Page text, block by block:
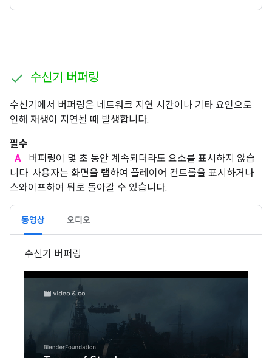
수신기 버퍼링
수신기에서 버퍼링은 네트워크 지연 시간이나 기타 요인으로
인해 재생이 지연될 때 발생합니다.
필수
A
버퍼링이 몇 초 동안 계속되더라도 요소를 표시하지 않습
니다. 사용자는 화면을 탭하여 플레이어 컨트롤을 표시하거나
스와이프하여 뒤로 돌아갈 수 있습니다.
동영상 오디오
수신기 버퍼링